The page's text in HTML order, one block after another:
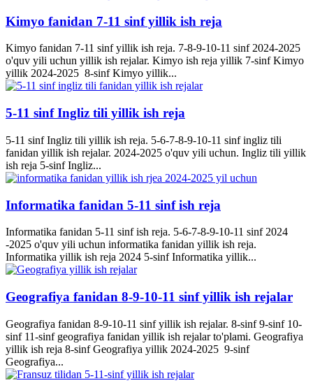
Kimyo fanidan 7-11 sinf yillik ish reja
Kimyo fanidan 7-11 sinf yillik ish reja. 7-8-9-10-11 sinf 2024-2025
o'quv yili uchun yillik ish rejalar. Kimyo ish reja yillik 7-sinf Kimyo
yillik 2024-2025 8-sinf Kimyo yillik...
5-11 sinf Ingliz tili yillik ish reja
5-11 sinf Ingliz tili yillik ish reja. 5-6-7-8-9-10-11 sinf ingliz tili
fanidan yillik ish rejalar. 2024-2025 o'quv yili uchun. Ingliz tili yillik
ish reja 5-sinf Ingliz...
Informatika fanidan 5-11 sinf ish reja
Informatika fanidan 5-11 sinf ish reja. 5-6-7-8-9-10-11 sinf 2024
-2025 o'quv yili uchun informatika fanidan yillik ish reja.
Informatika yillik ish reja 2024 5-sinf Informatika yillik...
Geografiya fanidan 8-9-10-11 sinf yillik ish rejalar
Geografiya fanidan 8-9-10-11 sinf yillik ish rejalar. 8-sinf 9-sinf 10-
sinf 11-sinf geografiya fanidan yillik ish rejalar to'plami. Geografiya
yillik ish reja 8-sinf Geografiya yillik 2024-2025 9-sinf
Geografiya...